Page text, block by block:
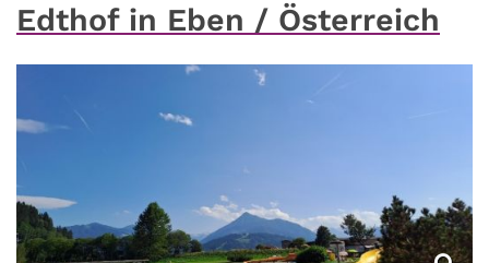
Edthof in Eben / Österreich